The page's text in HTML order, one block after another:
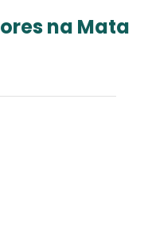
na Mata